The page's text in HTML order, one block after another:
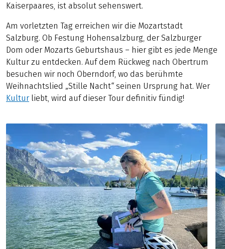
Kaiserpaares, ist absolut sehenswert.
Am vorletzten Tag erreichen wir die Mozartstadt
Salzburg. Ob Festung Hohensalzburg, der Salzburger
Dom oder Mozarts Geburtshaus – hier gibt es jede Menge
Kultur zu entdecken. Auf dem Rückweg nach Obertrum
besuchen wir noch Oberndorf, wo das berühmte
Weihnachtslied „Stille Nacht“ seinen Ursprung hat. Wer
Kultur liebt, wird auf dieser Tour definitiv fündig!